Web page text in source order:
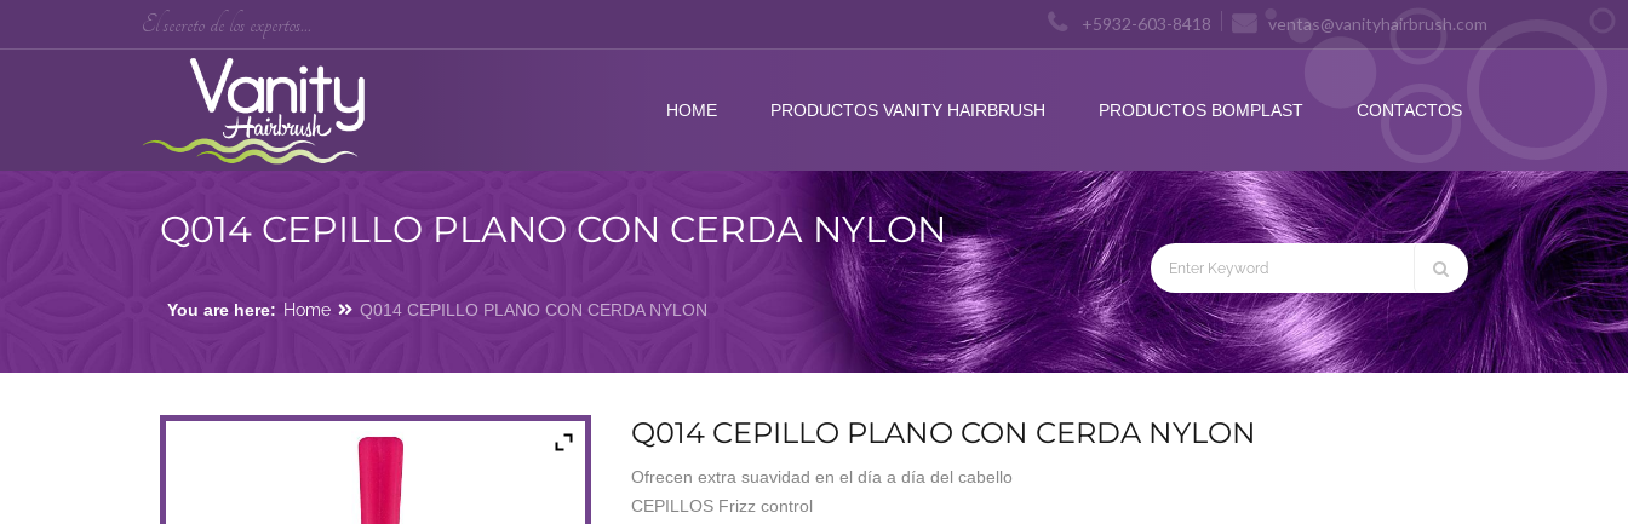
El secreto de los expertos... +5932-603-8418 ventas@vanityhairbrush.com
HOME PRODUCTOS VANITY HAIRBRUSH PRODUCTOS BOMPLAST CONTACTOS
Q014 CEPILLO PLANO CON CERDA NYLON
You are here: Home Q014 CEPILLO PLANO CON CERDA NYLON
Q014 CEPILLO PLANO CON CERDA NYLON
Ofrecen extra suavidad en el día a día del cabello
CEPILLOS Frizz control